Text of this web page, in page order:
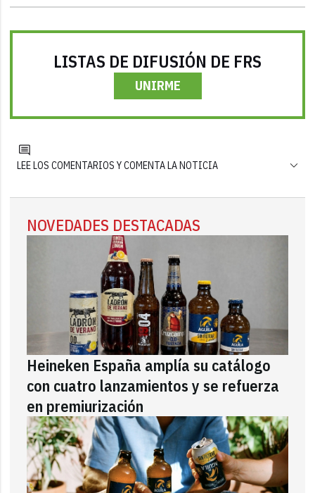
LISTAS DE DIFUSIÓN DE FRS
UNIRME
LEE LOS COMENTARIOS Y COMENTA LA NOTICIA
NOVEDADES DESTACADAS
Heineken España amplía su catálogo
con cuatro lanzamientos y se refuerza
en premiurización